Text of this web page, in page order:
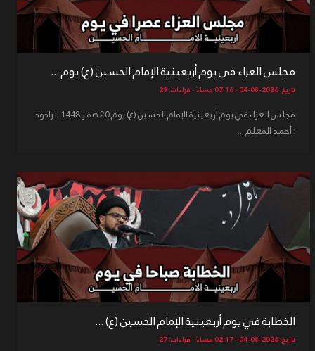
مجلس العزاء في يوم أربعينية الإمام الحسين (ع) يوم ...
تاريخ: 2026-08-04 - 07:16 مساءً - قراءات: 29
مجلس العزاء في يوم أربعينية الإمام الحسين (ع) يوم 20 صفر 1448 الرادود
: أحمد المعلم ...
الخطابة في يوم أربعينية الإمام الحسين (ع) ...
تاريخ: 2026-08-04 - 02:17 مساءً - قراءات: 27